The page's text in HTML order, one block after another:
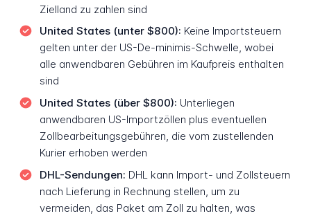
Zielland zu zahlen sind
United States (unter $800): Keine Importsteuern
gelten unter der US-De-minimis-Schwelle, wobei
alle anwendbaren Gebühren im Kaufpreis enthalten
sind
United States (über $800): Unterliegen
anwendbaren US-Importzöllen plus eventuellen
Zollbearbeitungsgebühren, die vom zustellenden
Kurier erhoben werden
DHL-Sendungen: DHL kann Import- und Zollsteuern
nach Lieferung in Rechnung stellen, um zu
vermeiden, das Paket am Zoll zu halten, was